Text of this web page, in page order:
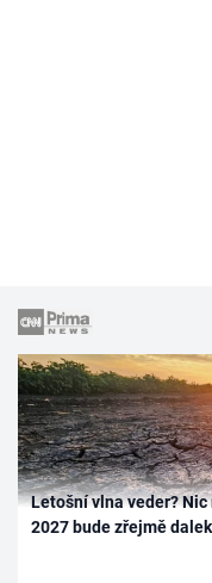
Letošní vlna veder?
2027 bude zřejmě